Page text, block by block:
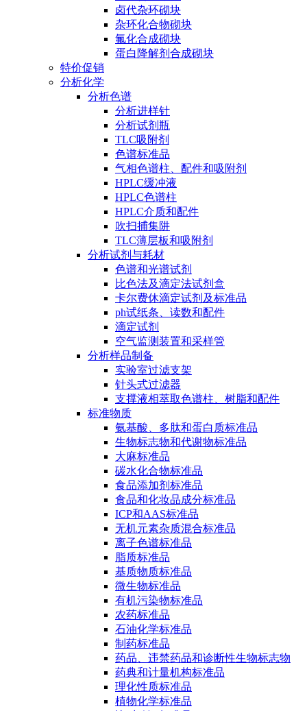
卤代杂环砌块
杂环化合物砌块
氟化合成砌块
蛋白降解剂合成砌块
特价促销
分析化学
分析色谱
分析进样针
分析试剂瓶
TLC吸附剂
色谱标准品
气相色谱柱、配件和吸附剂
HPLC缓冲液
HPLC色谱柱
HPLC介质和配件
吹扫捕集阱
TLC薄层板和吸附剂
分析试剂与耗材
色谱和光谱试剂
比色法及滴定法试剂盒
卡尔费休滴定试剂及标准品
ph试纸条、读数和配件
滴定试剂
空气监测装置和采样管
分析样品制备
实验室过滤支架
针头式过滤器
支撑液相萃取色谱柱、树脂和配件
标准物质
氨基酸、多肽和蛋白质标准品
生物标志物和代谢物标准品
大麻标准品
碳水化合物标准品
食品添加剂标准品
食品和化妆品成分标准品
ICP和AAS标准品
无机元素杂质混合标准品
离子色谱标准品
脂质标准品
基质物质标准品
微生物标准品
有机污染物标准品
农药标准品
石油化学标准品
制药标准品
药品、违禁药品和诊断性生物标志物
药典和计量机构标准品
理化性质标准品
植物化学标准品